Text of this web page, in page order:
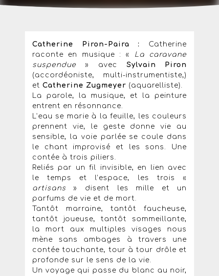
Catherine Piron-Paira : Catherine
raconte en musique : « La caravane
suspendue » avec Sylvain Piron
(accordéoniste, multi-instrumentiste,)
et Catherine Zugmeyer (aquarelliste).
La parole, la musique, et la peinture
entrent en résonnance.
L’eau se marie à la feuille, les couleurs
prennent vie, le geste donne vie au
sensible, la voie parlée se coule dans
le chant improvisé et les sons. Une
contée à trois piliers.
Reliés par un fil invisible, en lien avec
le temps et l’espace, les trois «
artisans » disent les mille et un
parfums de vie et de mort.
Tantôt marraine, tantôt faucheuse,
tantôt joueuse, tantôt sommeillante,
la mort aux multiples visages nous
mène sans ambages à travers une
contée touchante, tour à tour drôle et
profonde sur le sens de la vie.
Un voyage qui passe du blanc au noir,